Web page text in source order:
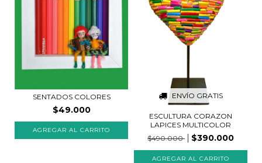
SENTADOS COLORES
$49.000
AGREGAR AL CARRITO
ENVÍO GRATIS
ESCULTURA CORAZON
LAPICES MULTICOLOR
$490.000
$390.000